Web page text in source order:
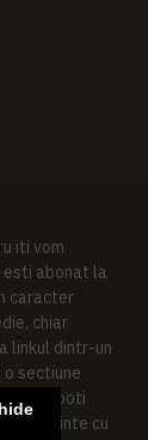
iti vom
esti abonat la
caracter
chiar
linkul dintr-un
sectiune
ne poti
cerinte cu